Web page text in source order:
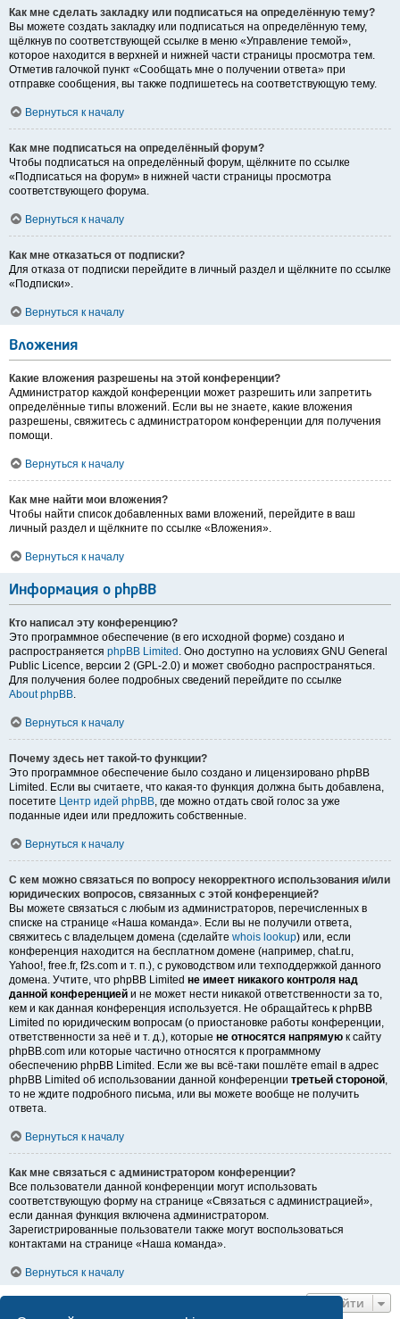
Как мне сделать закладку или подписаться на определённую тему?
Вы можете создать закладку или подписаться на определённую тему,
щёлкнув по соответствующей ссылке в меню «Управление темой»,
которое находится в верхней и нижней части страницы просмотра тем.
Отметив галочкой пункт «Сообщать мне о получении ответа» при
отправке сообщения, вы также подпишетесь на соответствующую тему.
Вернуться к началу
Как мне подписаться на определённый форум?
Чтобы подписаться на определённый форум, щёлкните по ссылке
«Подписаться на форум» в нижней части страницы просмотра
соответствующего форума.
Вернуться к началу
Как мне отказаться от подписки?
Для отказа от подписки перейдите в личный раздел и щёлкните по ссылке
«Подписки».
Вернуться к началу
Вложения
Какие вложения разрешены на этой конференции?
Администратор каждой конференции может разрешить или запретить
определённые типы вложений. Если вы не знаете, какие вложения
разрешены, свяжитесь с администратором конференции для получения
помощи.
Вернуться к началу
Как мне найти мои вложения?
Чтобы найти список добавленных вами вложений, перейдите в ваш
личный раздел и щёлкните по ссылке «Вложения».
Вернуться к началу
Информация о phpBB
Кто написал эту конференцию?
Это программное обеспечение (в его исходной форме) создано и
распространяется phpBB Limited . Оно доступно на условиях GNU General
Public Licence, версии 2 (GPL-2.0) и может свободно распространяться.
Для получения более подробных сведений перейдите по ссылке
About phpBB.
Вернуться к началу
Почему здесь нет такой-то функции?
Это программное обеспечение было создано и лицензировано phpBB
Limited. Если вы считаете, что какая-то функция должна быть добавлена,
посетите Центр идей phpBB, где можно отдать свой голос за уже
поданные идеи или предложить собственные.
Вернуться к началу
С кем можно связаться по вопросу некорректного использования и/или
юридических вопросов, связанных с этой конференцией?
Вы можете связаться с любым из администраторов, перечисленных в
списке на странице «Наша команда». Если вы не получили ответа,
свяжитесь с владельцем домена (сделайте whois lookup) или, если
конференция находится на бесплатном домене (например, chat.ru,
Yahoo!, free.fr, f2s.com и т. п.), с руководством или техподдержкой данного
домена. Учтите, что phpBB Limited не имеет никакого контроля над
данной конференцией и не может нести никакой ответственности за то,
кем и как данная конференция используется. Не обращайтесь к phpBB
Limited по юридическим вопросам (о приостановке работы конференции,
ответственности за неё и т. д.), которые не относятся напрямую к сайту
phpBB.com или которые частично относятся к программному
обеспечению phpBB Limited. Если же вы всё-таки пошлёте email в адрес
phpBB Limited об использовании данной конференции третьей стороной,
то не ждите подробного письма, или вы можете вообще не получить
ответа.
Вернуться к началу
Как мне связаться с администратором конференции?
Все пользователи данной конференции могут использовать
соответствующую форму на странице «Связаться с администрацией»,
если данная функция включена администратором.
Зарегистрированные пользователи также могут воспользоваться
контактами на странице «Наша команда».
Вернуться к началу
Перейти